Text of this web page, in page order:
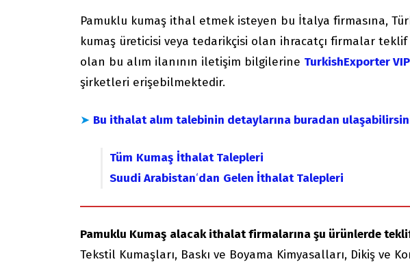
Pamuklu kumaş ithal etmek isteyen bu İtalya firmasına,
kumaş üreticisi veya tedarikçisi olan ihracatçı firmalar
olan bu alım ilanının iletişim bilgilerine TurkishExporter
şirketleri erişebilmektedir.
➤ Bu ithalat alım talebinin detaylarına buradan
Tüm Kumaş İthalat Talepleri
Suudi Arabistan‘dan Gelen İthalat Talepleri
Pamuklu Kumaş alacak ithalat firmalarına şu ürünlerde
Tekstil Kumaşları, Baskı ve Boyama Kimyasalları, Dikiş ve